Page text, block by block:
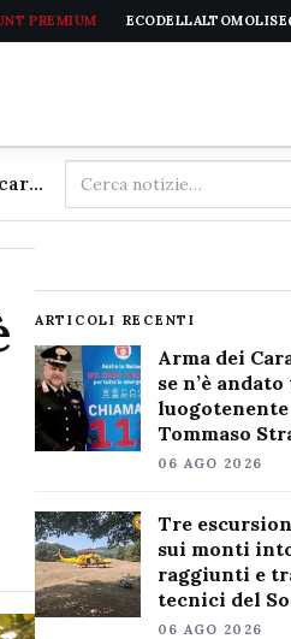
PREMIUM
Arma dei Carabinieri in lutto: se n'è andato troppo presto il luogotenente carica speciale Tommaso Stracqualursi
Cerca
nel
ARTICOLI RECENTI
Arma dei
se n’è
Tommaso
06 AGO 2026
Tre
sui monti
raggiunti e
tecnici del
06 AGO 2026